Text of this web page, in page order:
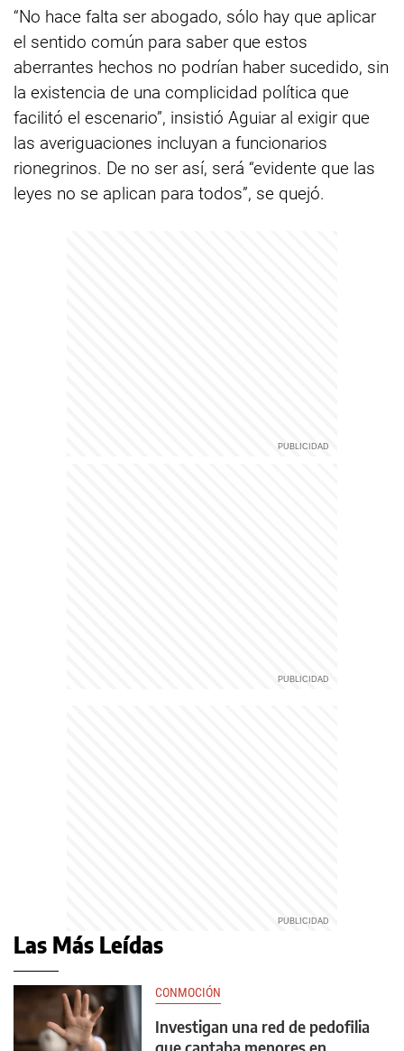
“No hace falta ser abogado, sólo hay que aplicar
el sentido común para saber que estos
aberrantes hechos no podrían haber sucedido, sin
la existencia de una complicidad política que
facilitó el escenario”, insistió Aguiar al exigir que
las averiguaciones incluyan a funcionarios
rionegrinos. De no ser así, será “evidente que las
leyes no se aplican para todos”, se quejó.
Las Más Leídas
CONMOCIÓN
Investigan una red de pedofilia